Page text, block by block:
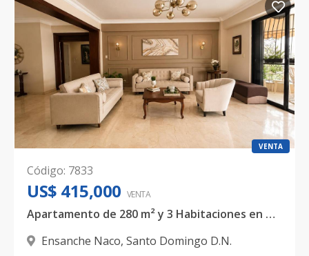
VENTA
Código: 7833
US$ 415,000 VENTA
Apartamento de 280 m² y 3 Habitaciones en Naco – US$ 415,000
Ensanche Naco, Santo Domingo D.N.